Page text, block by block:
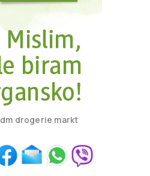
dm drogerie markt